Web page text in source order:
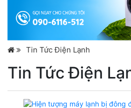
Tin Tức Điện Lạnh
Tin Tức Điện